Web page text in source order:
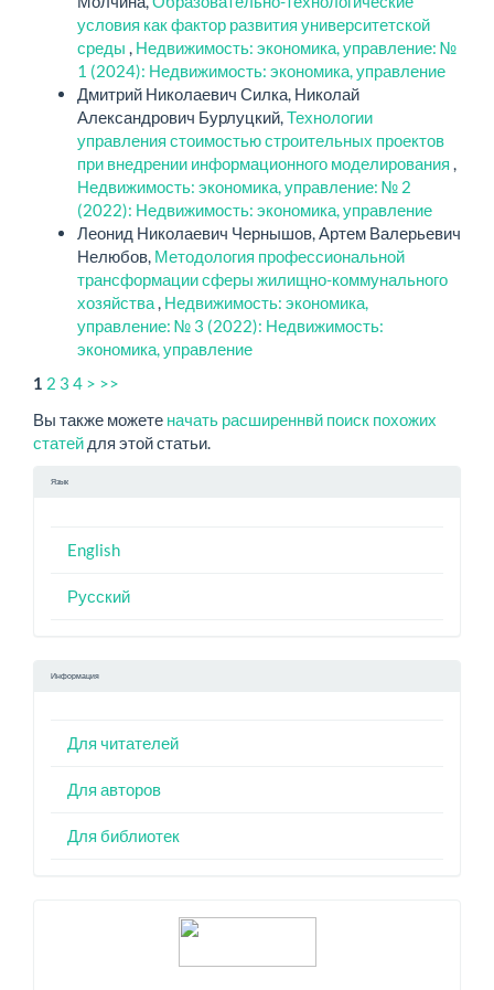
условия как фактор развития университетской
среды , Недвижимость: экономика, управление: №
1 (2024): Недвижимость: экономика, управление
Дмитрий Николаевич Силка, Николай
Александрович Бурлуцкий,Технологии
управления стоимостью строительных проектов
при внедрении информационного моделирования ,
Недвижимость: экономика, управление: № 2
(2022): Недвижимость: экономика, управление
Леонид Николаевич Чернышов, Артем Валерьевич
Нелюбов, Методология профессиональной
трансформации сферы жилищно-коммунального
хозяйства, Недвижимость: экономика,
управление: № 3 (2022): Недвижимость:
экономика, управление
1 2 3 4 > >>
Вы также можете начать расширеннвй поиск похожих
статей для этой статьи.
Язык
English
Русский
Информация
Для читателей
Для авторов
Для библиотек